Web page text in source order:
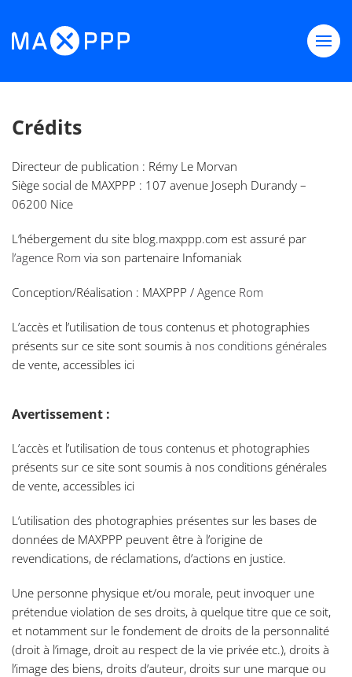
Skip to main content
Crédits
Directeur de publication : Rémy Le Morvan
Siège social de MAXPPP : 107 avenue Joseph Durandy –
06200 Nice
L’hébergement du site blog.maxppp.com est assuré par
l’agence Rom via son partenaire Infomaniak
Conception/Réalisation : MAXPPP / Agence Rom
L’accès et l’utilisation de tous contenus et photographies
présents sur ce site sont soumis à nos conditions générales
de vente, accessibles ici
Avertissement :
L’accès et l’utilisation de tous contenus et photographies
présents sur ce site sont soumis à nos conditions générales
de vente, accessibles ici
L’utilisation des photographies présentes sur les bases de
données de MAXPPP peuvent être à l’origine de
revendications, de réclamations, d’actions en justice.
Une personne physique et/ou morale, peut invoquer une
prétendue violation de ses droits, à quelque titre que ce soit,
et notamment sur le fondement de droits de la personnalité
(droit à l’image, droit au respect de la vie privée etc.), droits à
l’image des biens, droits d’auteur, droits sur une marque ou